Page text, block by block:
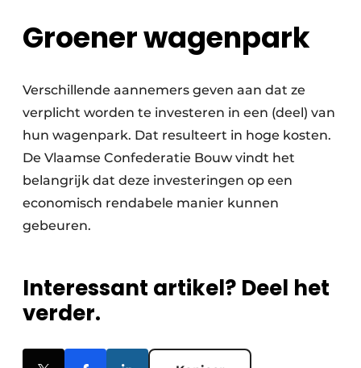
Groener wagenpark
Verschillende aannemers geven aan dat ze
verplicht worden te investeren in een (deel) van
hun wagenpark. Dat resulteert in hoge kosten.
De Vlaamse Confederatie Bouw vindt het
belangrijk dat deze investeringen op een
economisch rendabele manier kunnen
gebeuren.
Interessant artikel? Deel het
verder.